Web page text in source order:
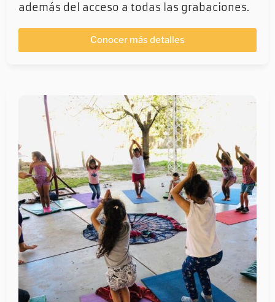
además del acceso a todas las grabaciones.
Conocer más detalles